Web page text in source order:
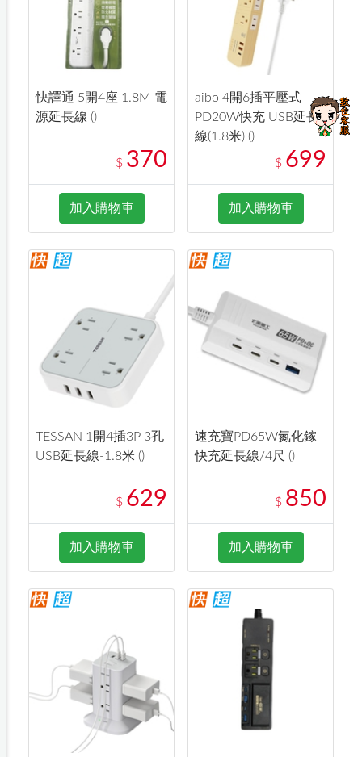
快譯通 5開4座 1.8M 電
源延長線 ()
$ 370
加入購物車
aibo 4開6插平壓式
PD20W快充 USB延長
線(1.8米) ()
$ 699
加入購物車
TESSAN 1開4插3P 3孔
USB延長線-1.8米 ()
$ 629
加入購物車
速充寶PD65W氮化鎵
快充延長線/4尺 ()
$ 850
加入購物車